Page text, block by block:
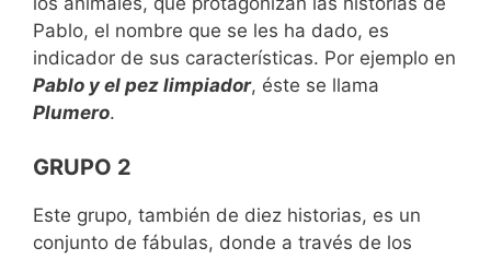
Pablo, el nombre que se les ha dado, es
indicador de sus características. Por ejemplo en
Pablo y el pez limpiador, éste se llama
Plumero.
GRUPO 2
Este grupo, también de diez historias, es un
conjunto de fábulas, donde a través de los